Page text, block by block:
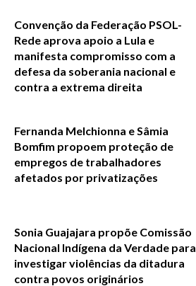
Convenção da Federação PSOL-
Rede aprova apoio a Lula e
manifesta compromisso com a
defesa da soberania nacional e
contra a extrema direita
Fernanda Melchionna e Sâmia
Bomfim propoem proteção de
empregos de trabalhadores
afetados por privatizações
Sonia Guajajara propõe Comissão
Nacional Indígena da Verdade para
investigar violências da ditadura
contra povos originários